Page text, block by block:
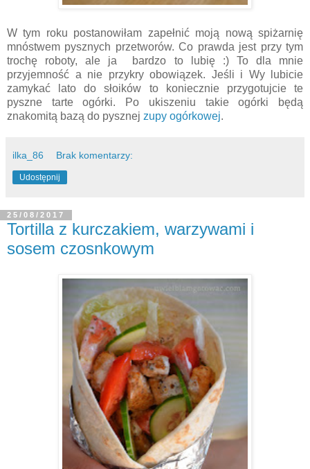
W tym roku postanowiłam zapełnić moją nową spiżarnię
mnóstwem pysznych przetworów. Co prawda jest przy tym
trochę roboty, ale ja bardzo to lubię :) To dla mnie
przyjemność a nie przykry obowiązek. Jeśli i Wy lubicie
zamykać lato do słoików to koniecznie przygotujcie te
pyszne tarte ogórki. Po ukiszeniu takie ogórki będą
znakomitą bazą do pysznej zupy ogórkowej.
ilka_86 Brak komentarzy:
Udostępnij
25/08/2017
Tortilla z kurczakiem, warzywami i
sosem czosnkowym